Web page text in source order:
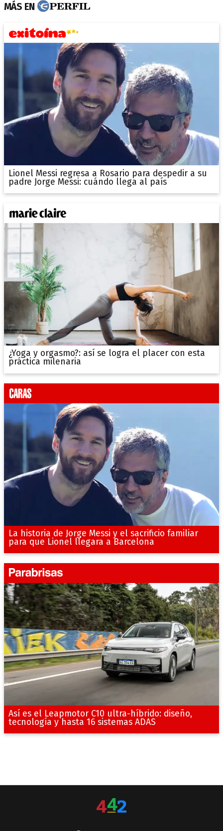
MÁS EN
Lionel Messi regresa a Rosario para despedir a su
padre Jorge Messi: cuándo llega al país
¿Yoga y orgasmo?: así se logra el placer con esta
práctica milenaria
La historia de Jorge Messi y el sacrificio familiar
para que Lionel llegara a Barcelona
Así es el Leapmotor C10 ultra-híbrido: diseño,
tecnología y hasta 16 sistemas ADAS